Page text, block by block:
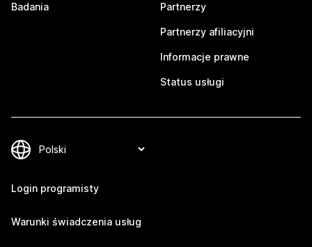
Badania Partnerzy
Partnerzy afiliacyjni
Informacje prawne
Status usługi
Login programisty
Warunki świadczenia usług